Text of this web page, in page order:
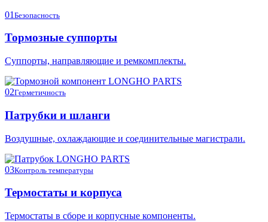
01 Безопасность
Тормозные суппорты
Суппорты, направляющие и ремкомплекты.
02Герметичность
Патрубки и шланги
Воздушные, охлаждающие и соединительные магистрали.
03Контроль температуры
Термостаты и корпуса
Термостаты в сборе и корпусные компоненты.